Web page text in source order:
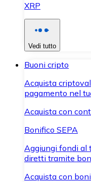
XRP
Vedi tutto
Buoni cripto
Acquista
pagamento nel
Acquista con
Bonifico SEPA
Aggiungi fondi al
diretti tramite
Acquista con